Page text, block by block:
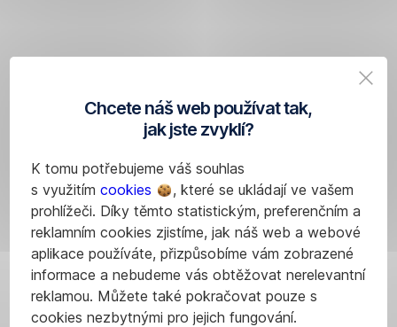
Chcete náš web používat tak,
jak jste zvyklí?
K tomu potřebujeme váš souhlas
s využitím cookies
, které se ukládají ve vašem
prohlížeči. Díky těmto statistickým, preferenčním a
reklamním cookies zjistíme, jak náš web a webové
aplikace používáte, přizpůsobíme vám zobrazené
informace a nebudeme vás obtěžovat nerelevantní
reklamou. Můžete také pokračovat pouze s
cookies nezbytnými pro jejich fungování.